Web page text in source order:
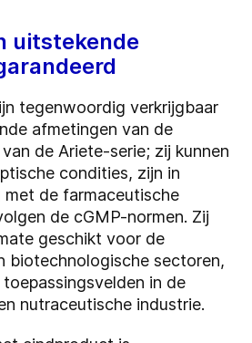
uitstekende
tegenwoordig verkrijgbaar
afmetingen van de
de Ariete-serie; zij kunnen
condities, zijn in
met de farmaceutische
de cGMP-normen. Zij
geschikt voor de
biotechnologische sectoren,
in de
nutraceutische industrie.